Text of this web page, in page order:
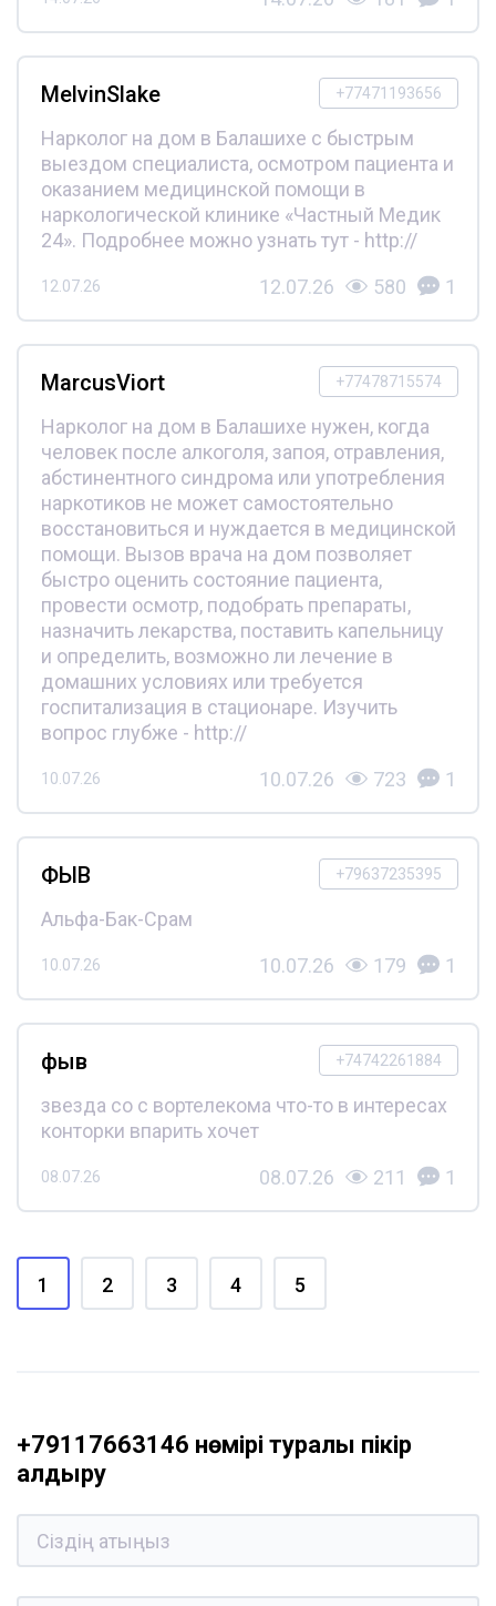
+77471193656
MelvinSlake
Нарколог на дом в Балашихе с быстрым
выездом специалиста, осмотром пациента и
оказанием медицинской помощи в
наркологической клинике «Частный Медик
24». Подробнее можно узнать тут - http://
12.07.26 12.07.26 580 1
+77478715574
MarcusViort
Нарколог на дом в Балашихе нужен, когда
человек после алкоголя, запоя, отравления,
абстинентного синдрома или употребления
наркотиков не может самостоятельно
восстановиться и нуждается в медицинской
помощи. Вызов врача на дом позволяет
быстро оценить состояние пациента,
провести осмотр, подобрать препараты,
назначить лекарства, поставить капельницу
и определить, возможно ли лечение в
домашних условиях или требуется
госпитализация в стационаре. Изучить
вопрос глубже - http://
10.07.26 10.07.26 723 1
+79637235395
ФЫВ
Альфа-Бак-Срам
10.07.26 10.07.26 179 1
+74742261884
фыв
звезда со с вортелекома что-то в интересах
конторки впарить хочет
08.07.26 08.07.26 211 1
1 2 3 4 5
+79117663146 нөмірі туралы пікір
қалдыру